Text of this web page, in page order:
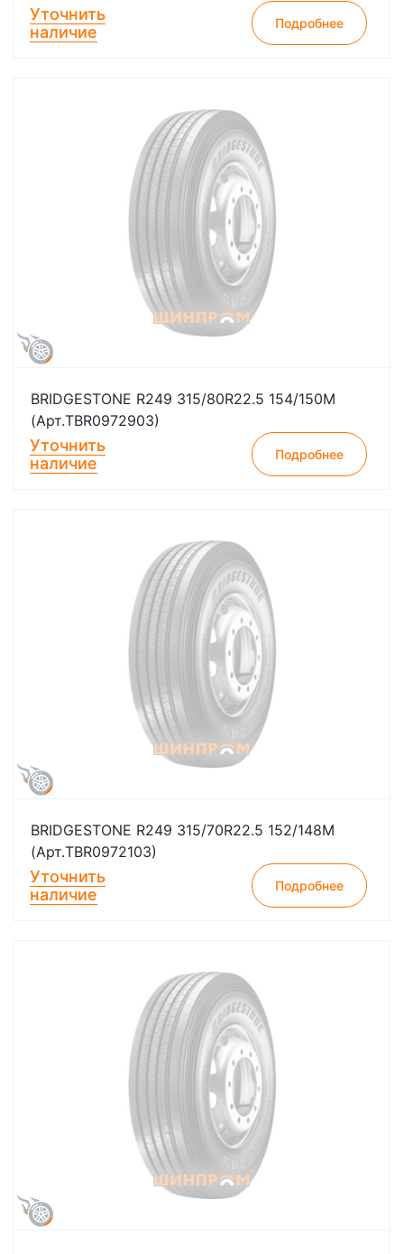
Уточнить
наличие
Подробнее
BRIDGESTONE R249 315/80R22.5 154/150M
(Арт.TBR0972903)
Уточнить
наличие
Подробнее
BRIDGESTONE R249 315/70R22.5 152/148M
(Арт.TBR0972103)
Уточнить
наличие
Подробнее